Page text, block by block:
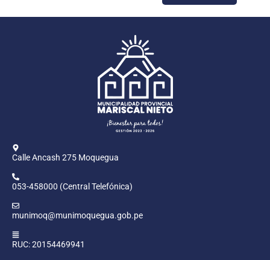
Calle Ancash 275 Moquegua
053-458000 (Central Telefónica)
munimoq@munimoquegua.gob.pe
RUC: 20154469941